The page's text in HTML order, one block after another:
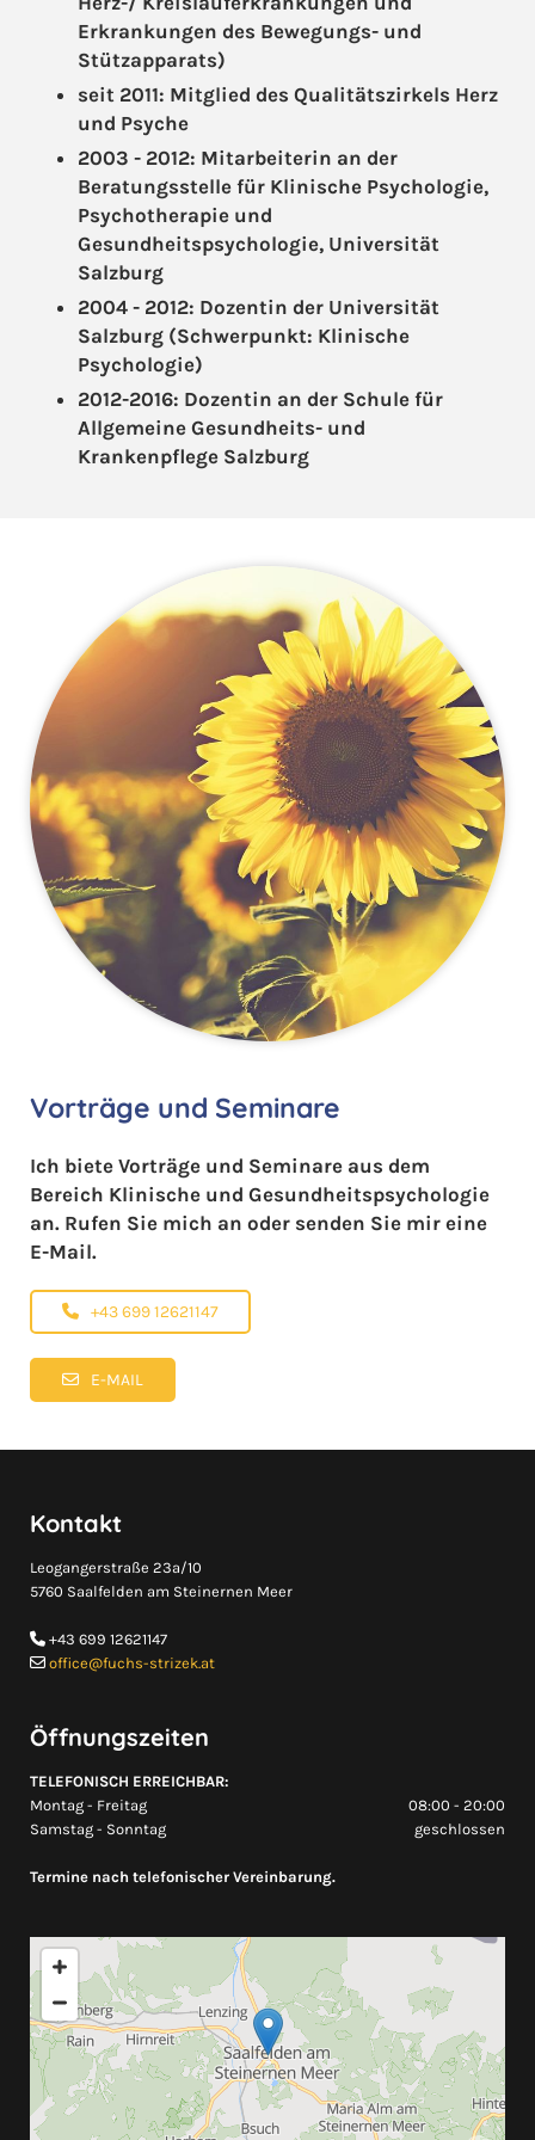
Erkrankungen des Bewegungs- und
Stützapparats)
seit 2011: Mitglied des Qualitätszirkels Herz
und Psyche
2003 - 2012: Mitarbeiterin an der
Beratungsstelle für Klinische Psychologie,
Psychotherapie und
Gesundheitspsychologie, Universität
Salzburg
2004 - 2012: Dozentin der Universität
Salzburg (Schwerpunkt: Klinische
Psychologie)
2012-2016: Dozentin an der Schule für
Allgemeine Gesundheits- und
Krankenpflege Salzburg
Vorträge und Seminare
Ich biete Vorträge und Seminare aus dem
Bereich Klinische und Gesundheitspsychologie
an. Rufen Sie mich an oder senden Sie mir eine
E-Mail.
+43 699 12621147
E-MAIL
Kontakt
Leogangerstraße 23a/10
5760 Saalfelden am Steinernen Meer
 +43 699 12621147
 office@fuchs-strizek.at
Öffnungszeiten
TELEFONISCH ERREICHBAR:
Montag - Freitag
08:00 - 20:00
Samstag - Sonntag
geschlossen
Termine nach telefonischer Vereinbarung.